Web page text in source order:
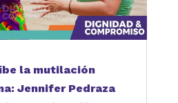
la mutilación
Jennifer Pedraza